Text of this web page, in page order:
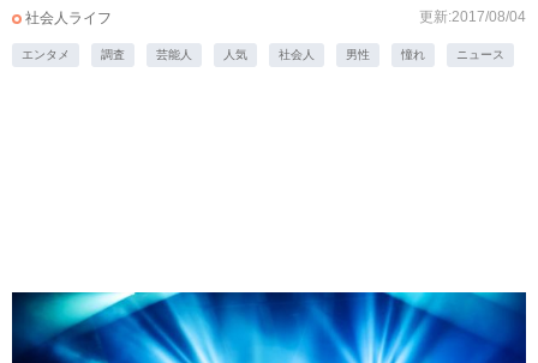
社会人ライフ 更新:2017/08/04
エンタメ 調査 芸能人 人気 社会人 男性 憧れ ニュース